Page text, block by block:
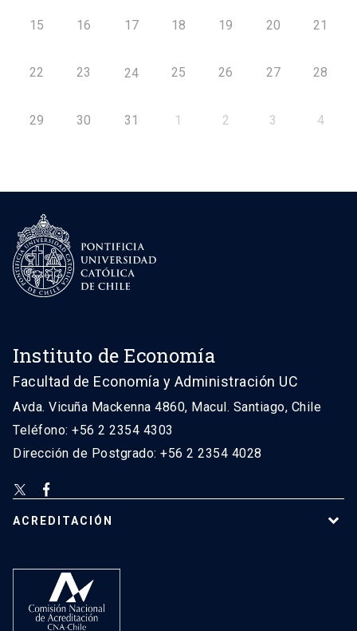
15 16 17 18 19 20 21
22 23 24 25 26 27 28
29 30 31 1 2 3 4
Instituto de Economía
Facultad de Economía y Administración UC
Avda. Vicuña Mackenna 4860, Macul. Santiago, Chile
Teléfono: +56 2 2354 4303
Dirección de Postgrado: +56 2 2354 4028
ACREDITACIÓN